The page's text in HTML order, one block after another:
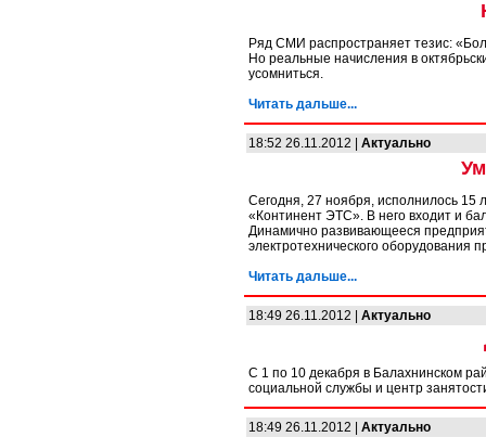
Ряд СМИ распространяет тезис:
Но реальные начисления в
усомниться.
Читать дальше...
18:52 26.11.2012 | Актуально
Сегодня, 27 ноября, исполнилось 15
«Континент ЭТС». В него входит и
Динамично развивающееся
электротехнического оборудования
Читать дальше...
18:49 26.11.2012 | Актуально
С 1 по 10 декабря в Балахнинском
социальной службы и центр
18:49 26.11.2012 | Актуально